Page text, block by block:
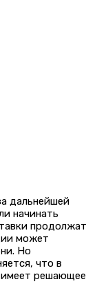
дальнейшей
начинать
продолжат
может
Но
что в
имеет решающее